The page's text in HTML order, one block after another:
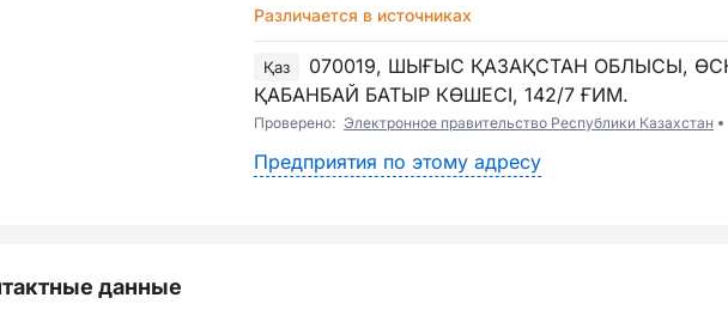
Различается в источниках
Қаз
070019, ШЫҒЫС ҚАЗАҚСТАН ОБЛЫСЫ,
ҚАБАНБАЙ БАТЫР КӨШЕСІ, 142/7 ҒИМ.
Проверено: Электронное правительство Республики Казахстан
Предприятия по этому адресу
данные